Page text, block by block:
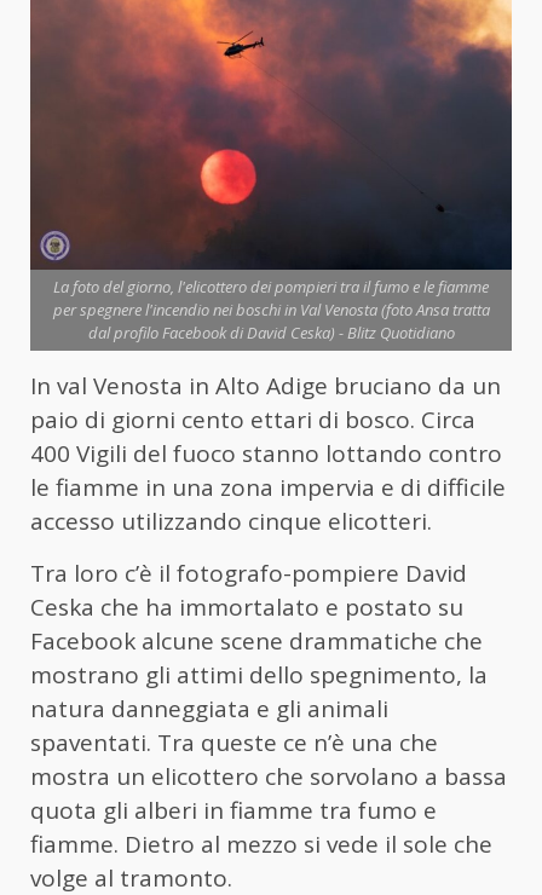
La foto del giorno, l'elicottero dei pompieri tra il fumo e le fiamme
per spegnere l'incendio nei boschi in Val Venosta (foto Ansa tratta
dal profilo Facebook di David Ceska) - Blitz Quotidiano
In val Venosta in Alto Adige bruciano da un
paio di giorni cento ettari di bosco. Circa
400 Vigili del fuoco stanno lottando contro
le fiamme in una zona impervia e di difficile
accesso utilizzando cinque elicotteri.
Tra loro c’è il fotografo-pompiere David
Ceska che ha immortalato e postato su
Facebook alcune scene drammatiche che
mostrano gli attimi dello spegnimento, la
natura danneggiata e gli animali
spaventati. Tra queste ce n’è una che
mostra un elicottero che sorvolano a bassa
quota gli alberi in fiamme tra fumo e
fiamme. Dietro al mezzo si vede il sole che
volge al tramonto.